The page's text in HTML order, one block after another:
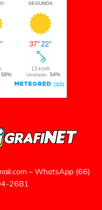
– WhatsApp (66)
2681